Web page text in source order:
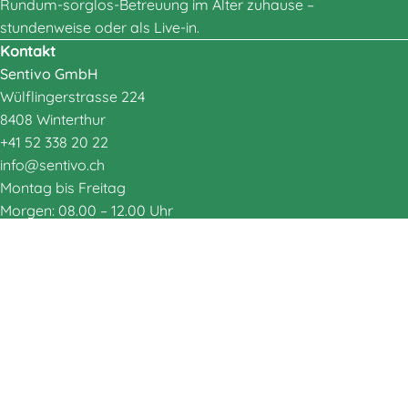
Begleit-Service:
Rundum-sorglos-Betreuung im Alter zuhause –
stundenweise oder als Live-in.
Kontakt
Sentivo GmbH
Wülflingerstrasse 224
8408 Winterthur
+41 52 338 20 22
info@sentivo.ch
Montag bis Freitag
Morgen: 08.00 – 12.00 Uhr